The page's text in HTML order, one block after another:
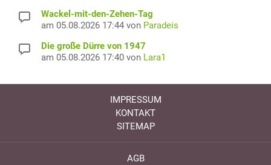
Wackel-mit-den-Zehen-Tag
am 05.08.2026 17:44 von Paradeis
Die große Dürre von 1947
am 05.08.2026 17:40 von Lara1
IMPRESSUM
KONTAKT
SITEMAP
AGB